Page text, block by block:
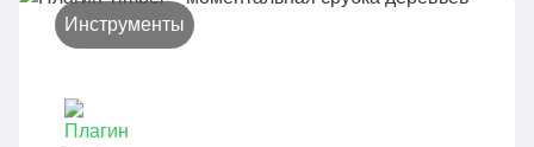
Инструменты